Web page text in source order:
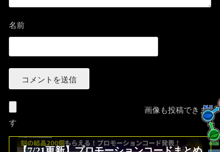
名前
画像も投稿できま
す